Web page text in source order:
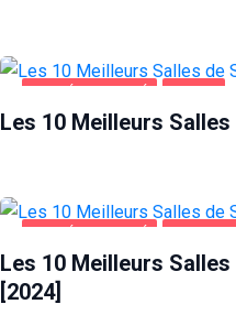
SANTÉ ET BEAUTÉ TOURS
Les 10 Meilleurs
SANTÉ ET BEAUTÉ
Les 10 Meilleurs
[2024]